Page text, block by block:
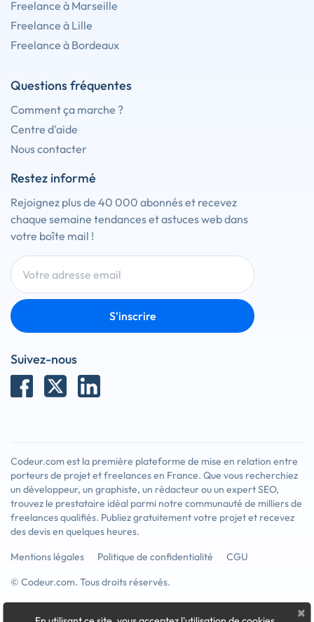
Freelance à Marseille
Freelance à Lille
Freelance à Bordeaux
Questions fréquentes
Comment ça marche ?
Centre d'aide
Nous contacter
Restez informé
Rejoignez plus de 40 000 abonnés et recevez
chaque semaine tendances et astuces web dans
votre boîte mail !
S'inscrire
Suivez-nous
Codeur.com est la première plateforme de mise en relation entre
porteurs de projet et freelances en France. Que vous recherchiez
un développeur, un graphiste, un rédacteur ou un expert SEO,
trouvez le prestataire idéal parmi notre communauté de milliers de
freelances qualifiés. Publiez gratuitement votre projet et recevez
des devis en quelques heures.
Mentions légales
Politique de confidentialité
CGU
© Codeur.com. Tous droits réservés.
×